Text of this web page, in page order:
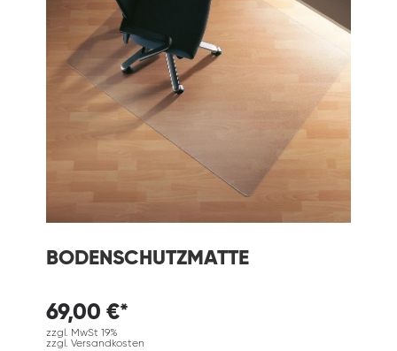
BODENSCHUTZMATTE
69,00 €*
zzgl. MwSt 19%
zzgl. Versandkosten